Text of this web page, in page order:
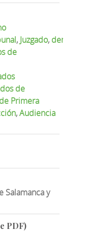
, Juzgado,
de
de
Primera
,Audiencia
Salamanca y
PDF)